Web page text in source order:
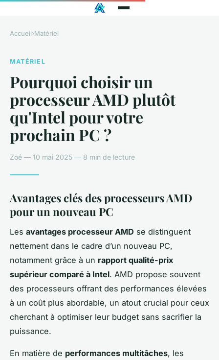
Accueil›Matériel
MATÉRIEL
Pourquoi choisir un
processeur AMD plutôt
qu'Intel pour votre
prochain PC ?
Zoé — 10 mai 2025 — 8 min de lecture
Avantages clés des processeurs AMD
pour un nouveau PC
Les avantages processeur AMD se distinguent
nettement dans le cadre d’un nouveau PC,
notamment grâce à un rapport qualité-prix
supérieur comparé à Intel. AMD propose souvent
des processeurs offrant des performances élevées
à un coût plus abordable, un atout crucial pour ceux
cherchant à optimiser leur budget sans sacrifier la
puissance.
En matière de performances multitâches, les